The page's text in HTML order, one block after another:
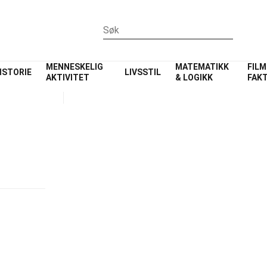
MENNESKELIG
AKTIVITET
LIVSSTIL
MATEMATIKK
& LOGIKK
FILM